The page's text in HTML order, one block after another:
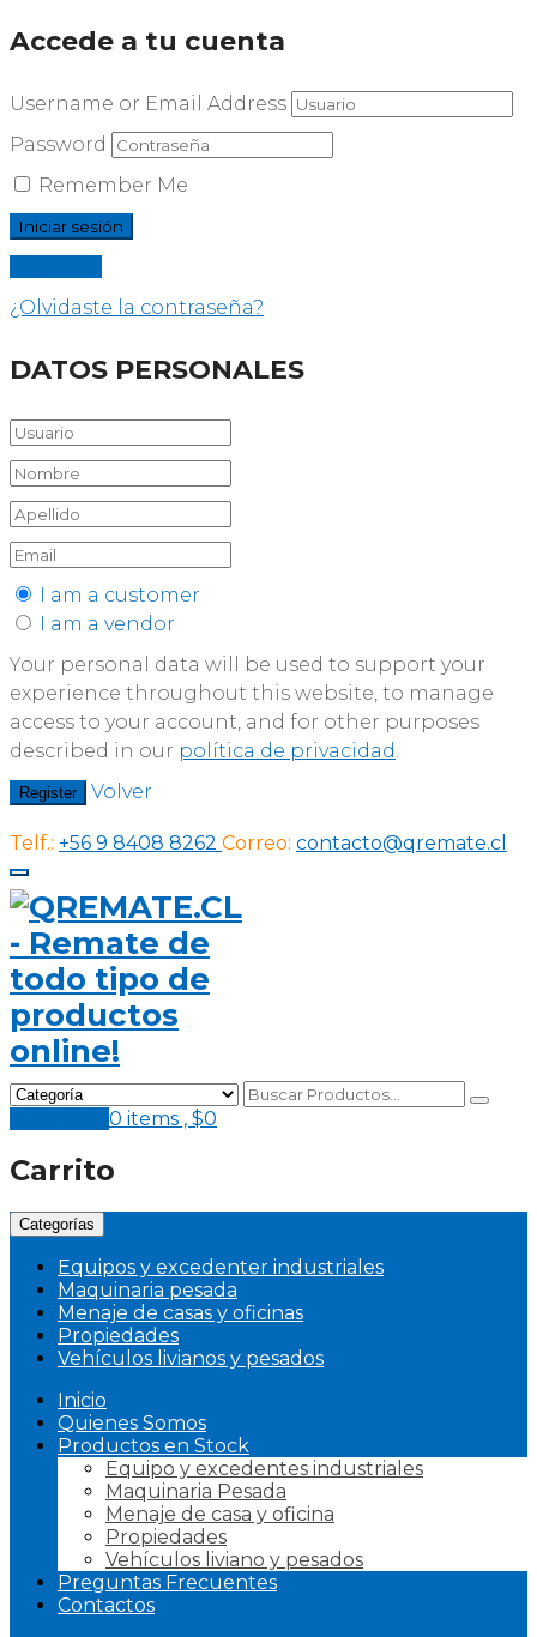
Accede a tu cuenta
Username or Email Address
Password
Remember Me
¿Olvidaste la contraseña?
DATOS PERSONALES
I am a customer
I am a vendor
Your personal data will be used to support your
experience throughout this website, to manage
access to your account, and for other purposes
described in our política de privacidad.
Register Volver
Telf.: +56 9 8408 8262 Correo: contacto@qremate.cl
0 items , $0
Carrito
Categorías
Equipos y excedenter industriales
Maquinaria pesada
Menaje de casas y oficinas
Propiedades
Vehículos livianos y pesados
Inicio
Quienes Somos
Productos en Stock
Equipo y excedentes industriales
Maquinaria Pesada
Menaje de casa y oficina
Propiedades
Vehículos liviano y pesados
Preguntas Frecuentes
Contactos